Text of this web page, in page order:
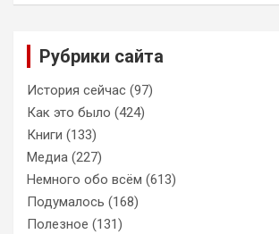
Рубрики сайта
История сейчас (97)
Как это было (424)
Книги (133)
Медиа (227)
Немного обо всём (613)
Подумалось (168)
Полезное (131)